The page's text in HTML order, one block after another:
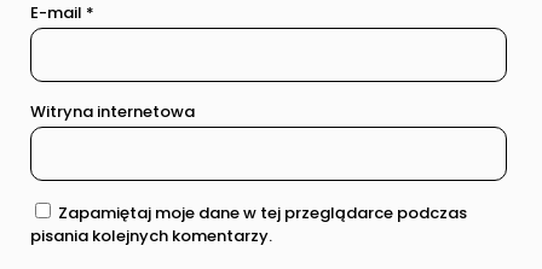
E-mail *
Witryna internetowa
Zapamiętaj moje dane w tej przeglądarce podczas
pisania kolejnych komentarzy.